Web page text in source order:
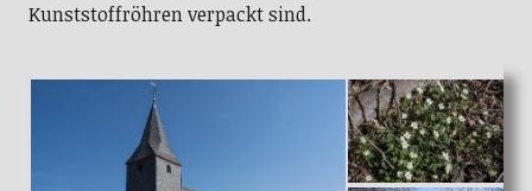
Kunststoffröhren verpackt sind.